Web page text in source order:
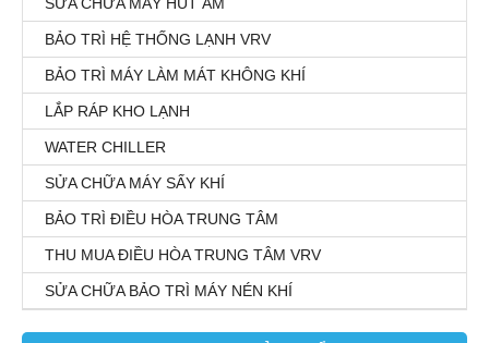
BẢO TRÌ HỆ THỐNG LẠNH VRV
BẢO TRÌ MÁY LÀM MÁT KHÔNG KHÍ
LẮP RÁP KHO LẠNH
WATER CHILLER
SỬA CHỮA MÁY SẤY KHÍ
BẢO TRÌ ĐIỀU HÒA TRUNG TÂM
THU MUA ĐIỀU HÒA TRUNG TÂM VRV
SỬA CHỮA BẢO TRÌ MÁY NÉN KHÍ